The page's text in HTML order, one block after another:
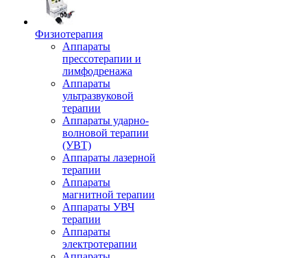
Физиотерапия
Аппараты
прессотерапии и
лимфодренажа
Аппараты
ультразвуковой
терапии
Аппараты ударно-
волновой терапии
(УВТ)
Аппараты лазерной
терапии
Аппараты
магнитной терапии
Аппараты УВЧ
терапии
Аппараты
электротерапии